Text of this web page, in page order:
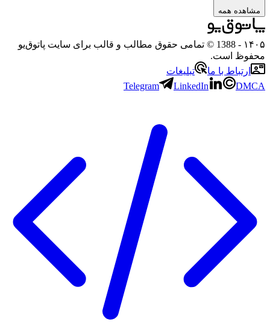
مشاهده همه
۱۴۰۵
- 1388 © تمامی حقوق مطالب و قالب برای سایت پاتوق‌یو
محفوظ است.
ارتباط با ما
تبلیغات
Telegram
LinkedIn DMCA